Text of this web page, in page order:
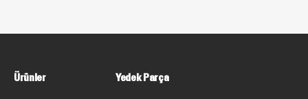
Ürünler Yedek Parça